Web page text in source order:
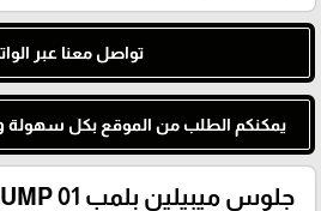
تواصل معنا عبر
يمكنكم الطلب من الموقع بكل سهولة
جلوس ميبيلين بلمب MAYBELLINE PLUMP 01